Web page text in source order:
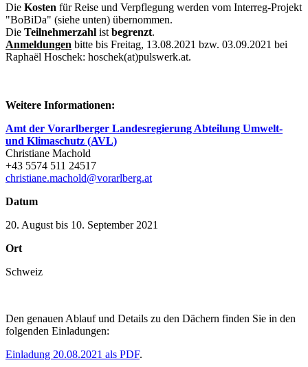
Die Kosten für Reise und Verpflegung werden vom Interreg-Projekt
"BoBiDa" (siehe unten) übernommen.
Die Teilnehmerzahl ist begrenzt.
Anmeldungen bitte bis Freitag, 13.08.2021 bzw. 03.09.2021 bei
Raphaël Hoschek: hoschek(at)pulswerk.at.
Weitere Informationen:
Amt der Vorarlberger Landesregierung Abteilung Umwelt-
und Klimaschutz (AVL)
Christiane Machold
+43 5574 511 24517
christiane.machold@vorarlberg.at
Datum
20. August bis 10. September 2021
Ort
Schweiz
Den genauen Ablauf und Details zu den Dächern finden Sie in den
folgenden Einladungen:
Einladung 20.08.2021 als PDF.